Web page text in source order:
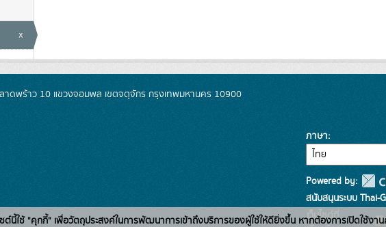
x
ดพร้าว 10 แขวงจอมพล เขตจตุจักร กรุงเทพมหานคร 10900
ภาษา
Powered by:
สนับสนุนระบบ Thai-
เว็บไซต์ที่
ซต์นี้ใช้ "คุกกี้" เพื่อวัตถุประสงค์ในการพัฒนาการเข้าถึงบริการของผู้ใช้ให้ดียิ่งขึ้น หากต้องการเปิดใช้ง